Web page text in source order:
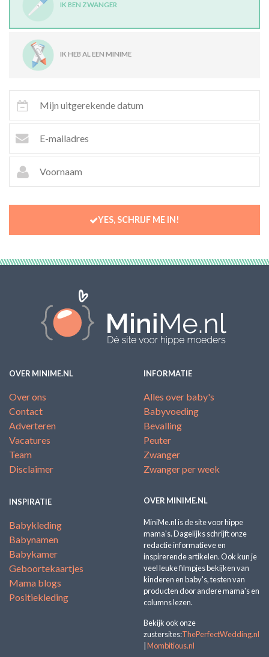
IK BEN ZWANGER
IK HEB AL EEN MINIME
YES, SCHRIJF ME IN!
OVER MINIME.NL
Over ons
Contact
Adverteren
Vacatures
Team
Disclaimer
INFORMATIE
Alles over baby's
Babyvoeding
Bevalling
Peuter
Zwanger
Zwanger per week
INSPIRATIE
Babykleding
Babynamen
Babykamer
Geboortekaartjes
Mama blogs
Positiekleding
OVER MINIME.NL
MiniMe.nl is de site voor hippe
mama's. Dagelijks schrijft onze
redactie informatieve en
inspirerende artikelen. Ook kun je
veel leuke filmpjes bekijken van
kinderen en baby's, testen van
producten door andere mama's en
columns lezen.
Bekijk ook onze
zustersites:ThePerfectWedding.nl
Mombitious.nl